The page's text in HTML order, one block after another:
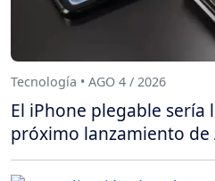
Tecnología • AGO 4 / 2026
El iPhone plegable sería
próximo lanzamiento